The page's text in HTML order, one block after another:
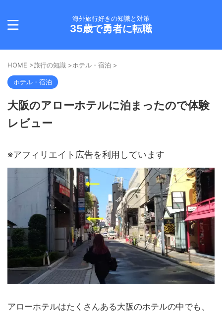
海外旅行好きの知識と対策
35歳で勇者に転職
HOME >旅行の知識 >ホテル・宿泊 >
ホテル・宿泊
大阪のアローホテルに泊まったので体験
レビュー
※アフィリエイト広告を利用しています
アローホテルはたくさんある大阪のホテルの中でも、